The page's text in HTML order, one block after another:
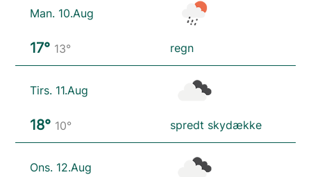
Man. 10.Aug
17° 13° regn
Tirs. 11.Aug
18° 10° spredt skydække
Ons. 12.Aug